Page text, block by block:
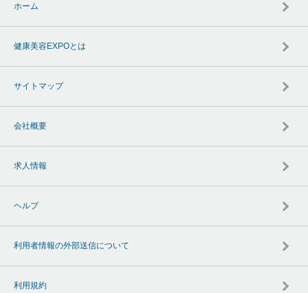
ホーム
健康美容EXPOとは
サイトマップ
会社概要
求人情報
ヘルプ
利用者情報の外部送信について
利用規約